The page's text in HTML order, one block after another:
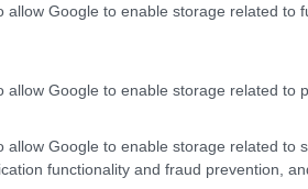
allow Google to enable storage related to
allow Google to enable storage related to
allow Google to enable storage related to
functionality and fraud prevention,
posteggi verso Follonica ?
campeggi